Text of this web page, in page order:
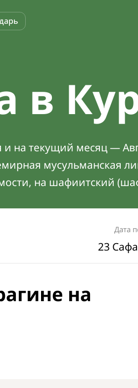
в
на текущий месяц —
мусульманская
на шафиитский
Дата
23
на